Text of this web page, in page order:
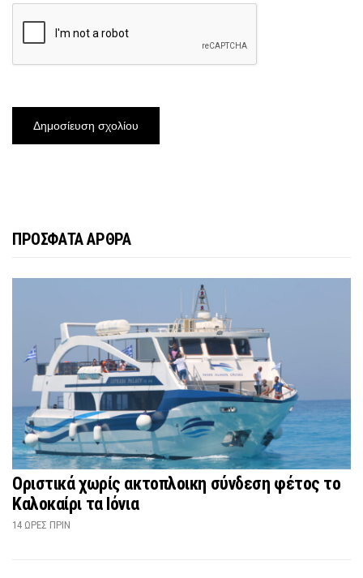
ΠΡΟΣΦΑΤΑ ΑΡΘΡΑ
Οριστικά χωρίς ακτοπλοικη σύνδεση φέτος το
Καλοκαίρι τα Ιόνια
14 ΏΡΕΣ ΠΡΙΝ